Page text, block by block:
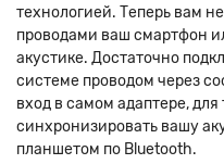
технологией. Теперь вам
проводами ваш смартфон
акустике. Достаточно
системе проводом через
вход в самом адаптере,
синхронизировать вашу
планшетом по Bluetooth.